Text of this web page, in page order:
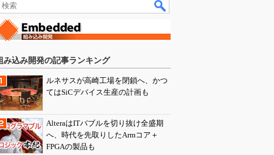
み込み開発の記事ランキング
ルネサスが高崎工場を閉鎖へ、かつ
てはSiCデバイス生産の計画も
AlteraはITバブルを切り抜け全盛期
へ、時代を先取りしたArmコア＋
FPGAの製品も